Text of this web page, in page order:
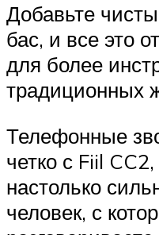
Добавьте
бас, и все это
для более
традиционных
Телефонные
четко с Fiil
настолько
человек, с